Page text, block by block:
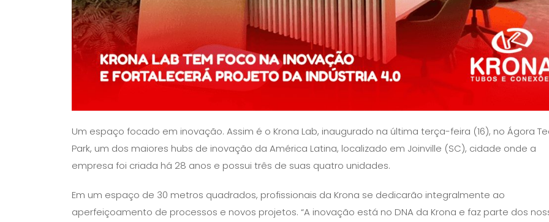
Um espaço focado em inovação. Assim é o Krona Lab, inaugurado na última terça-feira (16), no Ágora
Park, um dos maiores hubs de inovação da América Latina, localizado em Joinville (SC), cidade onde a
empresa foi criada há 28 anos e possui três de suas quatro unidades.
Em um espaço de 30 metros quadrados, profissionais da Krona se dedicarão integralmente ao
aperfeiçoamento de processos e novos projetos. “A inovação está no DNA da Krona e faz parte dos